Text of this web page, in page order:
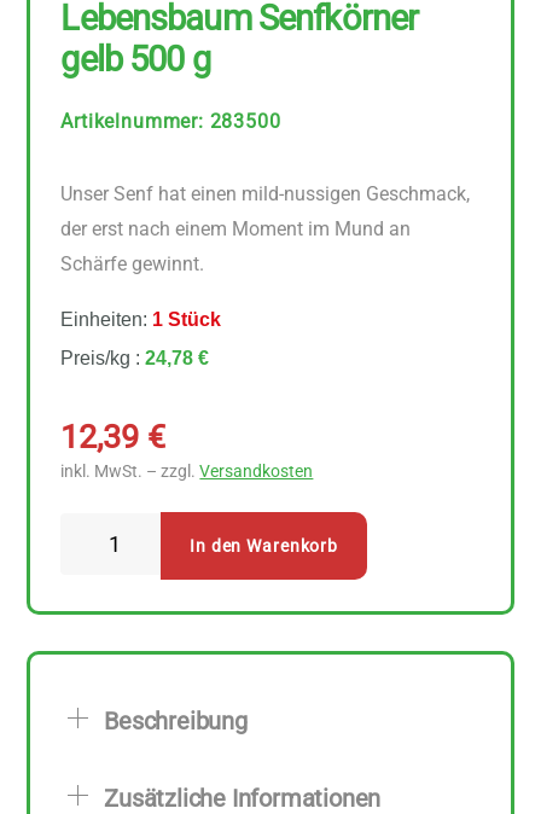
Lebensbaum Senfkörner
gelb 500 g
Artikelnummer: 283500
Unser Senf hat einen mild-nussigen Geschmack,
der erst nach einem Moment im Mund an
Schärfe gewinnt.
Einheiten: 1 Stück
Preis/kg :24,78 €
12,39 €
inkl. MwSt. – zzgl.Versandkosten
Menge
In den Warenkorb
Beschreibung
Zusätzliche Informationen